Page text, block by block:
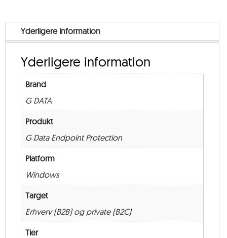
BUSINESS
+
MAIL
–
Renewal
Yderligere information
Yderligere information
Brand
G DATA
Produkt
G Data Endpoint Protection
Platform
Windows
Target
Erhverv (B2B) og private (B2C)
Tier